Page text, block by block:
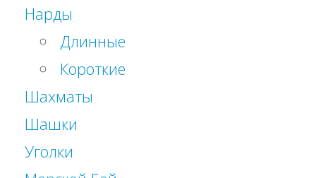
Нарды
Длинные
Короткие
Шахматы
Шашки
Уголки